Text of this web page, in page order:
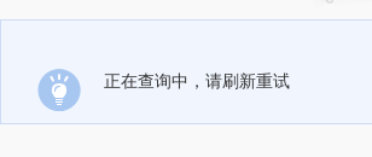
正在查询中，请刷新重试